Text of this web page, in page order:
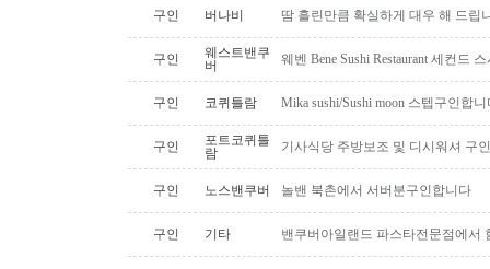
구인 버나비 땀 흘린만큼 확실하게 대우 해 드립
구인
웨스트밴쿠
버
웨벤 Bene Sushi Restaurant 세컨드
구인 코퀴틀람 Mika sushi/Sushi moon 스텝구인합
구인
포트코퀴틀
람
기사식당 주방보조 및 디시워셔 구
구인 노스밴쿠버 놀밴 북촌에서 서버분구인합니다
구인 기타 밴쿠버아일랜드 파스타전문점에서